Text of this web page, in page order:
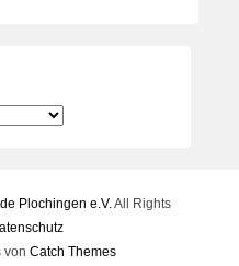
Plochingen e.V. All Rights
von Catch Themes